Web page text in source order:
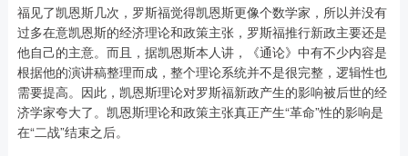
福见了凯恩斯几次，罗斯福觉得凯恩斯更像个数学家，所以并没有
过多在意凯恩斯的经济理论和政策主张，罗斯福推行新政主要还是
他自己的主意。而且，据凯恩斯本人讲，《通论》中有不少内容是
根据他的演讲稿整理而成，整个理论系统并不是很完整，逻辑性也
需要提高。因此，凯恩斯理论对罗斯福新政产生的影响被后世的经
济学家夸大了。凯恩斯理论和政策主张真正产生“革命”性的影响是
在“二战”结束之后。